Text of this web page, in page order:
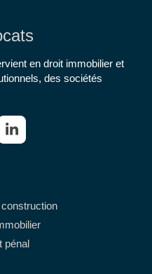
en droit immobilier et
des sociétés
pénal